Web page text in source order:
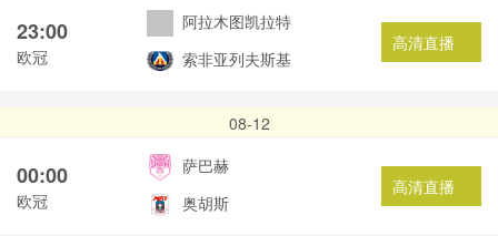
23:00
欧冠
阿拉木图凯拉特
索非亚列夫斯基
高清直播
08-12
00:00
欧冠
萨巴赫
奥胡斯
高清直播